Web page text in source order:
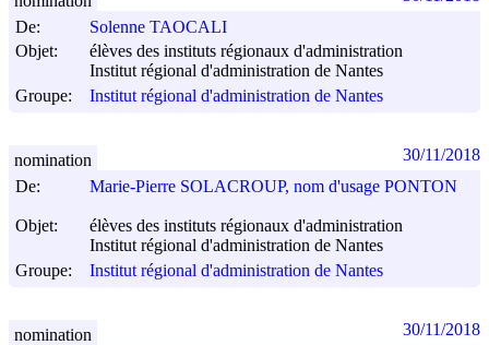
De:
Solenne TAOCALI
Objet:
élèves des instituts régionaux d'administration
Institut régional d'administration de Nantes
Groupe:
Institut régional d'administration de Nantes
De: Marie-Pierre SOLACROUP, nom d'usage PONTON
Objet:
élèves des instituts régionaux d'administration
Institut régional d'administration de Nantes
Groupe:
Institut régional d'administration de Nantes
nomination 30/11/2018
nomination 30/11/2018